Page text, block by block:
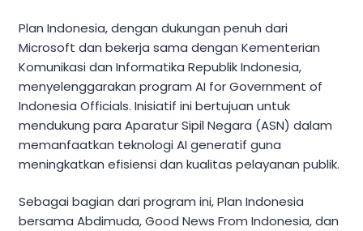
Plan Indonesia, dengan dukungan penuh dari
Microsoft dan bekerja sama dengan Kementerian
Komunikasi dan Informatika Republik Indonesia,
menyelenggarakan program AI for Government of
Indonesia Officials. Inisiatif ini bertujuan untuk
mendukung para Aparatur Sipil Negara (ASN) dalam
memanfaatkan teknologi AI generatif guna
meningkatkan efisiensi dan kualitas pelayanan publik.
Sebagai bagian dari program ini, Plan Indonesia
bersama Abdimuda, Good News From Indonesia, dan